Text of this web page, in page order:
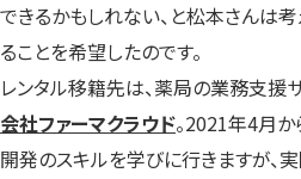
できるかもしれない、と松本さんは
ることを希望したのです。
レンタル移籍先は、薬局の業務支援
会社ファーマクラウド。2021年4月
開発のスキルを学びに行きますが、